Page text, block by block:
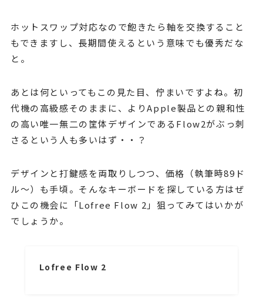
ホットスワップ対応なので飽きたら軸を交換すること
もできますし、長期間使えるという意味でも優秀だな
と。
あとは何といってもこの見た目、佇まいですよね。初
代機の高級感そのままに、よりApple製品との親和性
の高い唯一無二の筐体デザインであるFlow2がぶっ刺
さるという人も多いはず・・？
デザインと打鍵感を両取りしつつ、価格（執筆時89ド
ル〜）も手頃。そんなキーボードを探している方はぜ
ひこの機会に「Lofree Flow 2」狙ってみてはいかが
でしょうか。
Lofree Flow 2